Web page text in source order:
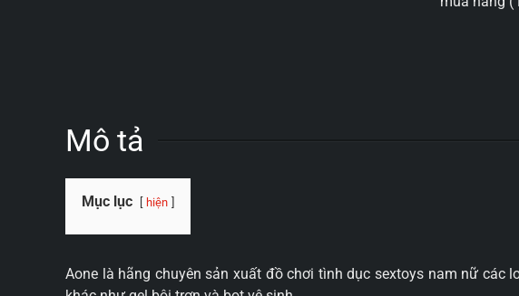
Ebisu
Mô tả
Mục lục hiện
Aone là hãng chuyên sản xuất đồ chơi tình dục sextoys nam nữ các